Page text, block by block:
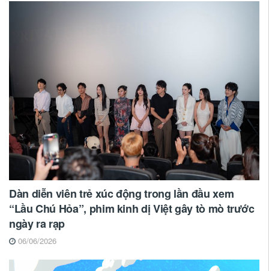
Dàn diễn viên trẻ xúc động trong lần đầu xem
“Lầu Chú Hỏa”, phim kinh dị Việt gây tò mò trước
ngày ra rạp
06/06/2026